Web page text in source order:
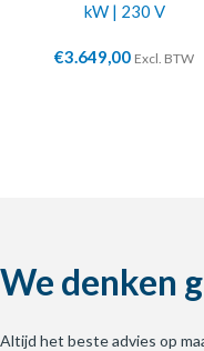
kW | 230 V
€3.649,00 Excl. BTW
We denken
Altijd het beste advies op